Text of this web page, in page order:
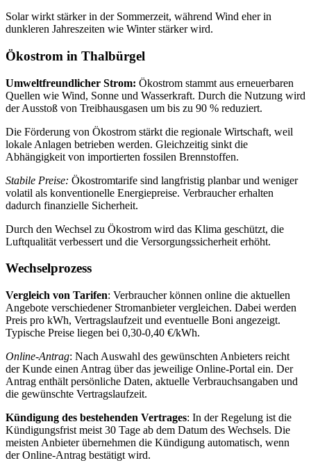
Solar wirkt stärker in der Sommerzeit, während Wind eher in
dunkleren Jahreszeiten wie Winter stärker wird.
Ökostrom in Thalbürgel
Umweltfreundlicher Strom: Ökostrom stammt aus erneuerbaren
Quellen wie Wind, Sonne und Wasserkraft. Durch die Nutzung wird
der Ausstoß von Treibhausgasen um bis zu 90 % reduziert.
Die Förderung von Ökostrom stärkt die regionale Wirtschaft, weil
lokale Anlagen betrieben werden. Gleichzeitig sinkt die
Abhängigkeit von importierten fossilen Brennstoffen.
Stabile Preise: Ökostromtarife sind langfristig planbar und weniger
volatil als konventionelle Energiepreise. Verbraucher erhalten
dadurch finanzielle Sicherheit.
Durch den Wechsel zu Ökostrom wird das Klima geschützt, die
Luftqualität verbessert und die Versorgungssicherheit erhöht.
Wechselprozess
Vergleich von Tarifen: Verbraucher können online die aktuellen
Angebote verschiedener Stromanbieter vergleichen. Dabei werden
Preis pro kWh, Vertragslaufzeit und eventuelle Boni angezeigt.
Typische Preise liegen bei 0,30-0,40 €/kWh.
Online-Antrag: Nach Auswahl des gewünschten Anbieters reicht
der Kunde einen Antrag über das jeweilige Online‑Portal ein. Der
Antrag enthält persönliche Daten, aktuelle Verbrauchsangaben und
die gewünschte Vertragslaufzeit.
Kündigung des bestehenden Vertrages: In der Regelung ist die
Kündigungsfrist meist 30 Tage ab dem Datum des Wechsels. Die
meisten Anbieter übernehmen die Kündigung automatisch, wenn
der Online‑Antrag bestätigt wird.